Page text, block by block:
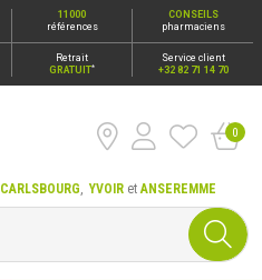
11000
références
CONSEILS
pharmaciens
Retrait
GRATUIT*
Service client
+32 82 71 14 70
: Beauraing,
0
CARLSBOURG,YVOIRetANSEREMME